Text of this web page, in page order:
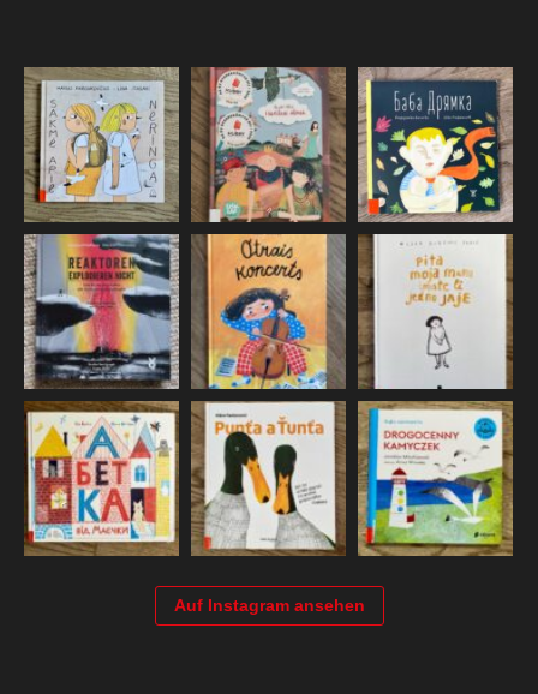
Auf Instagram ansehen